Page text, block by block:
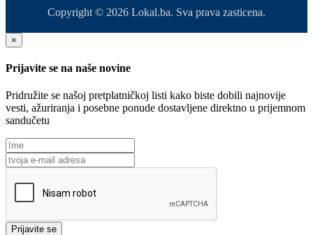
Copyright © 2026 Lokal.ba. Sva prava zasticena.
×
Prijavite se na naše novine
Pridružite se našoj pretplatničkoj listi kako biste dobili najnovije
vesti, ažuriranja i posebne ponude dostavljene direktno u prijemnom
sandučetu
Prijavite se